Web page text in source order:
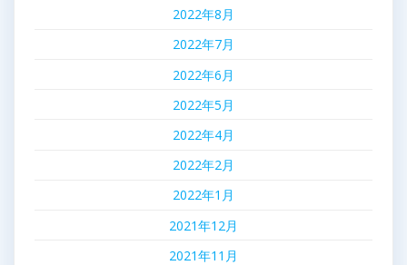
2022年8月
2022年7月
2022年6月
2022年5月
2022年4月
2022年2月
2022年1月
2021年12月
2021年11月